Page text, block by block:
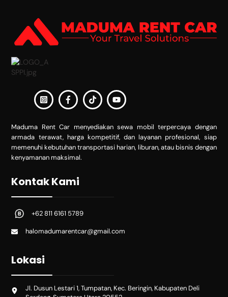
Maduma Rent Car menyediakan sewa mobil terpercaya dengan
armada terawat, harga kompetitif, dan layanan profesional, siap
memenuhi kebutuhan transportasi harian, liburan, atau bisnis dengan
kenyamanan maksimal.
Kontak Kami
+62 811 6161 5789
halomadumarentcar@gmail.com
Lokasi
Jl. Dusun Lestari 1, Tumpatan, Kec. Beringin, Kabupaten Deli